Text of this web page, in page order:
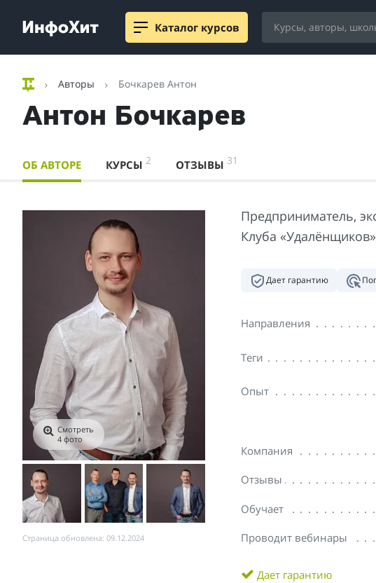
Каталог курсов
Авторы Бочкарев Антон
Антон Бочкарев
ОБ АВТОРЕ КУРСЫ2 ОТЗЫВЫ 31
Смотреть
4 фото
Страница обновлена: 09.12.2024
Предприниматель,
Клуба
Дает гарантию
Направления
Теги
Опыт
Компания
Отзывы
Обучает
Проводит вебинары
Дает гарантию